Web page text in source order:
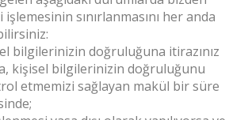
sınırlanmasını her anda
bilgilerinizin doğruluğuna itirazınız
kişisel bilgilerinizin doğruluğunu
etmemizi sağlayan makül bir süre